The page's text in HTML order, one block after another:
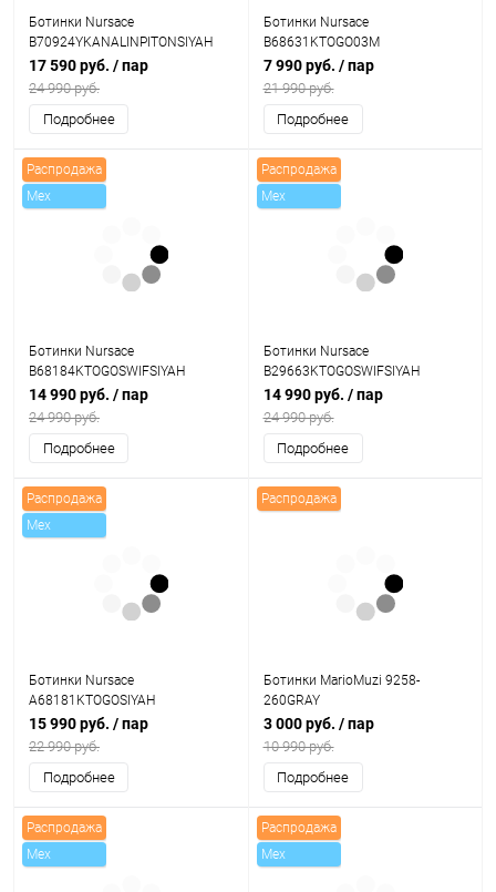
Ботинки Nursace
B70924YKANALINPITONSIYAH
17 590 руб. / пар
24 990 руб.
Подробнее
Ботинки Nursace
B68631KTOGO03M
7 990 руб. / пар
21 990 руб.
Подробнее
Распродажа
Mex
Ботинки Nursace
B68184KTOGOSWIFSIYAH
14 990 руб. / пар
24 990 руб.
Подробнее
Распродажа
Mex
Ботинки Nursace
B29663KTOGOSWIFSIYAH
14 990 руб. / пар
24 990 руб.
Подробнее
Распродажа
Mex
Ботинки Nursace
A68181KTOGOSIYAH
15 990 руб. / пар
22 990 руб.
Подробнее
Распродажа
Ботинки MarioMuzi 9258-
260GRAY
3 000 руб. / пар
10 990 руб.
Подробнее
Распродажа
Mex
Распродажа
Mex